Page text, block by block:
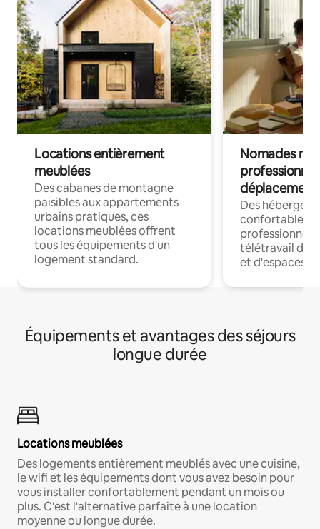
Locations entièrement
meublées
Des cabanes de montagne
paisibles aux appartements
urbains pratiques, ces
locations meublées offrent
tous les équipements d'un
logement standard.
Nomades
déplacement
Des
confortables
professionnels
télétravail
et d'espaces
Équipements et avantages des séjours
longue durée
Locations meublées
Des logements entièrement meublés avec une cuisine,
le wifi et les équipements dont vous avez besoin pour
vous installer confortablement pendant un mois ou
plus. C'est l'alternative parfaite à une location
moyenne ou longue durée.